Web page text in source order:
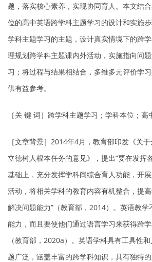
题，落实核心素养，实现协同育人。本文结
位的高中英语跨学科主题学习的设计和实施
学科主题学习的主题，设计真实情境下的跨
理规划跨学科主题课内外活动，实施指向问
习；将过程与结果相结合，多维多元评价学
供有益参考。
［关 键 词］跨学科主题学习；学科本位；高
［文章背景］2014年4月，教育部印发《关
立德树人根本任务的意见》，提出“要在发挥
基础上，充分发挥学科间综合育人功能，开
活动，将相关学科的教育内容有机整合，提高
解决问题能力”（教育部，2014）。英语教
能力，而且要使他们通过语言学习来获得跨
（教育部，2020a）。英语学科具有工具性
题广泛，涵盖丰富的跨学科知识，具有独特